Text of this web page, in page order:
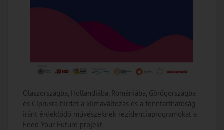
Olaszországba, Hollandiába, Romániába, Görögországba
és Ciprusra hirdet a klímaváltozás és a fenntarthatóság
iránt érdeklődő művészeknek rezidenciaprogramokat a
Feed Your Future projekt.